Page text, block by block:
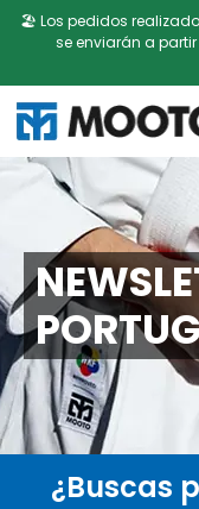
🏖️ Los pedidos
se enviarán a partir
Saltar
contenido
¿Buscas